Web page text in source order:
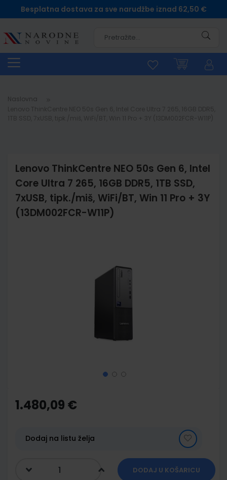
Besplatna dostava za sve narudžbe iznad 62,50 €
Naslovna
Lenovo ThinkCentre NEO 50s Gen 6, Intel
Core Ultra 7 265, 16GB DDR5, 1TB SSD,
7xUSB, tipk./miš, WiFi/BT, Win 11 Pro + 3Y
(13DM002FCR-W11P)
the
beginning
gallery
1.480,09 €
Dodaj na listu želja
DODAJ U KOŠARICU